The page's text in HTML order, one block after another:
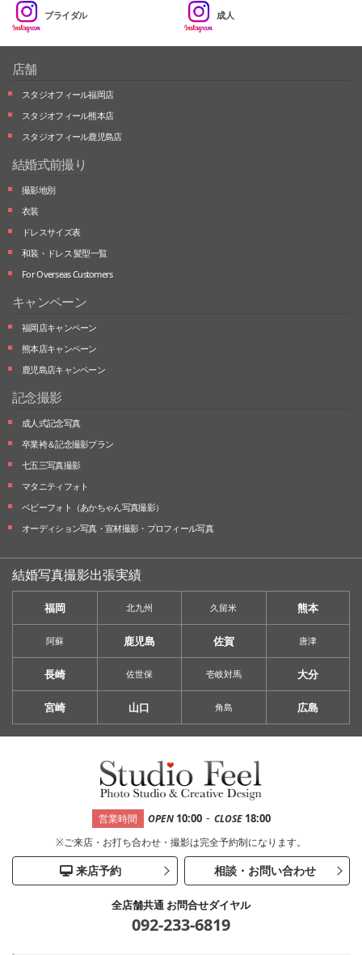
ブライダル 成人
店舗
スタジオフィール福岡店
スタジオフィール熊本店
スタジオフィール鹿児島店
結婚式前撮り
撮影地別
衣装
ドレスサイズ表
和装・ドレス 髪型一覧
For Overseas Customers
キャンペーン
福岡店キャンペーン
熊本店キャンペーン
鹿児島店キャンペーン
記念撮影
成人式記念写真
卒業袴＆記念撮影プラン
七五三写真撮影
マタニティフォト
ベビーフォト （あかちゃん写真撮影）
オーディション写真・ 宣材撮影・ プロフィール写真
結婚写真撮影出張実績
福岡 北九州 久留米 熊本
阿蘇 鹿児島 佐賀 唐津
長崎 佐世保 壱岐対馬 大分
宮崎 山口 角島 広島
営業時間 OPEN 10:00 - CLOSE 18:00
※ご来店・お打ち合わせ・撮影は完全予約制になります。
来店予約 相談・お問い合わせ
全店舗共通 お問合せダイヤル
092-233-6819